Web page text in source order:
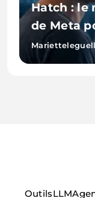
Hatch : le
de Meta
OutilsLLM